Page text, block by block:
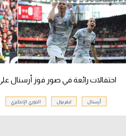
الكرة الإفريقية
منتخب مصر
سعودي في الجول
الدوري الإنجليزي
احتفالات رائعة في صور فوز أرسنال
أرسنال ليفربول الدوري الإنجليزي